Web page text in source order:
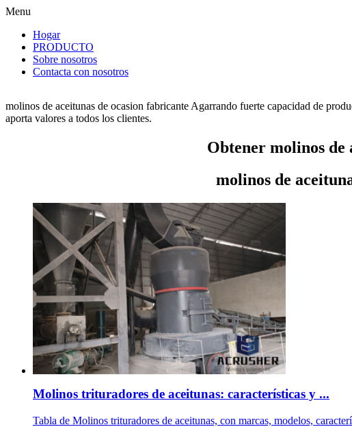
Menu
Hogar
PRODUCTO
Sobre nosotros
Contacta con nosotros
molinos de aceitunas de ocasion fabricante Agarrando fuerte capacidad de
aporta valores a todos los clientes.
Obtener molinos de
molinos de
Molinos trituradores de aceitunas: características y ...
Tabla de Molinos trituradores de aceitunas, con marcas, modelos,